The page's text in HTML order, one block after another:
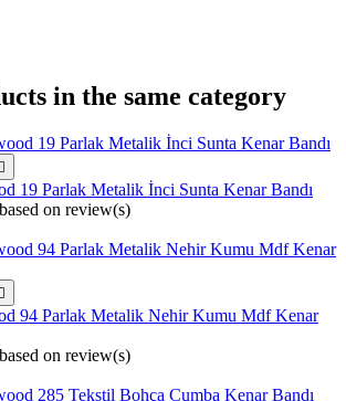
in the same category

19 Parlak Metalik İnci Sunta Kenar Bandı
on review(s)

94 Parlak Metalik Nehir Kumu Mdf Kenar
on review(s)